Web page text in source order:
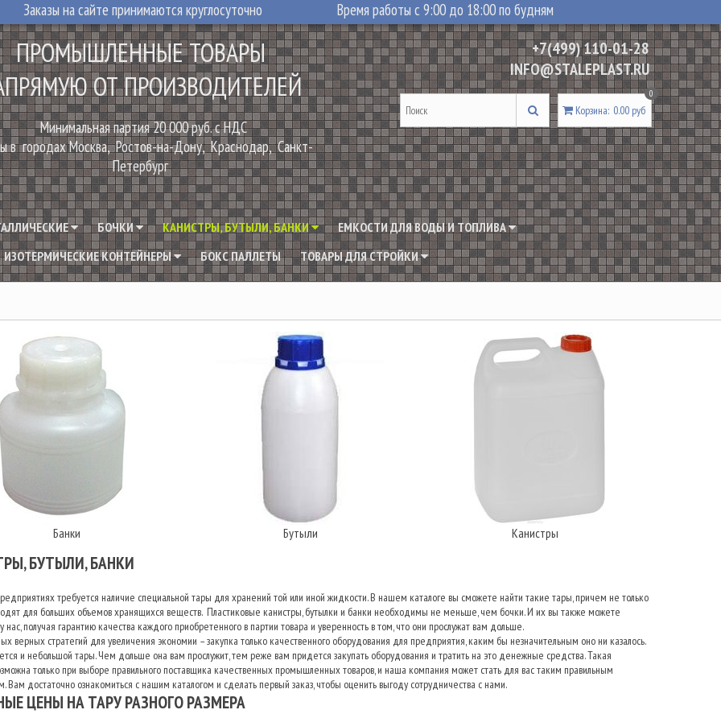
Заказы на сайте принимаются круглосуточно Время работы с 9:00 до 18:00 по будням
ПРОМЫШЛЕННЫЕ ТОВАРЫ
ОТ ПРОИЗВОДИТЕЛЕЙ
Минимальная партия 20 000 руб. с НДС
в городах Москва, Ростов-на-Дону, Краснодар, Санкт-
Петербург
+7(499) 110-01-28
INFO@STALEPLAST.RU
Корзина:
0
0.00 руб
БОЧКИ КАНИСТРЫ, БУТЫЛИ, БАНКИ
ЕМКОСТИ ДЛЯ ВОДЫ И ТОПЛИВА
ИЗОТЕРМИЧЕСКИЕ КОНТЕЙНЕРЫ
БОКС ПАЛЛЕТЫ ТОВАРЫ ДЛЯ СТРОЙКИ
Банки Бутыли Канистры
БУТЫЛИ, БАНКИ
требуется наличие специальной тары для хранений той или иной жидкости. В нашем каталоге вы сможете найти такие тары, причем не только
для больших объемов хранящихся веществ. Пластиковые канистры, бутылки и банки необходимы не меньше, чем бочки. И их вы также можете
нас, получая гарантию качества каждого приобретенного в партии товара и уверенность в том, что они прослужат вам дольше.
верных стратегий для увеличения экономии – закупка только качественного оборудования для предприятия, каким бы незначительным оно ни казалось.
и небольшой тары. Чем дольше она вам прослужит, тем реже вам придется закупать оборудования и тратить на это денежные средства. Такая
только при выборе правильного поставщика качественных промышленных товаров, и наша компания может стать для вас таким правильным
Вам достаточно ознакомиться с нашим каталогом и сделать первый заказ, чтобы оценить выгоду сотрудничества с нами.
ЦЕНЫ НА ТАРУ РАЗНОГО РАЗМЕРА